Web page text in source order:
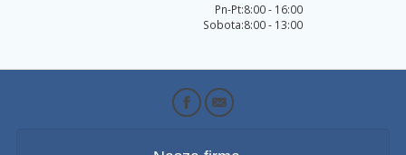
Pn-Pt:
Sobota:
8:00 - 16:00
8:00 - 13:00